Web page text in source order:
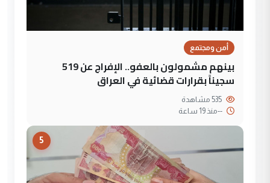
أمن ومجتمع
بينهم مشمولون بالعفو.. الإفراج عن 519
سجيناً بقرارات قضائية في العراق
--منذ 19 ساعة
5